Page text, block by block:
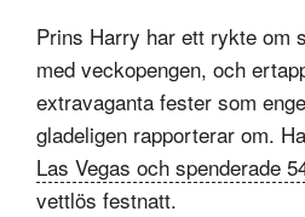
Prins Harry har ett rykte om
med veckopengen, och
extravaganta fester som
gladeligen rapporterar om.
Las Vegas och spenderade
vettlös festnatt.